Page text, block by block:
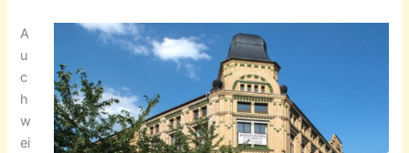
A
u
c
h
w
ei